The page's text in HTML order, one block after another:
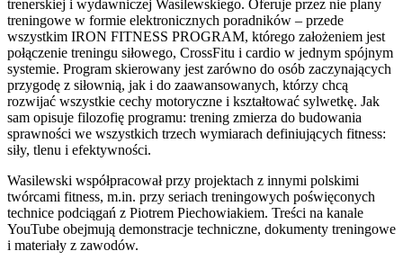
trenerskiej i wydawniczej Wasilewskiego. Oferuje przez nie plany
treningowe w formie elektronicznych poradników – przede
wszystkim IRON FITNESS PROGRAM, którego założeniem jest
połączenie treningu siłowego, CrossFitu i cardio w jednym spójnym
systemie. Program skierowany jest zarówno do osób zaczynających
przygodę z siłownią, jak i do zaawansowanych, którzy chcą
rozwijać wszystkie cechy motoryczne i kształtować sylwetkę. Jak
sam opisuje filozofię programu: trening zmierza do budowania
sprawności we wszystkich trzech wymiarach definiujących fitness:
siły, tlenu i efektywności.
Wasilewski współpracował przy projektach z innymi polskimi
twórcami fitness, m.in. przy seriach treningowych poświęconych
technice podciągań z Piotrem Piechowiakiem. Treści na kanale
YouTube obejmują demonstracje techniczne, dokumenty treningowe
i materiały z zawodów.